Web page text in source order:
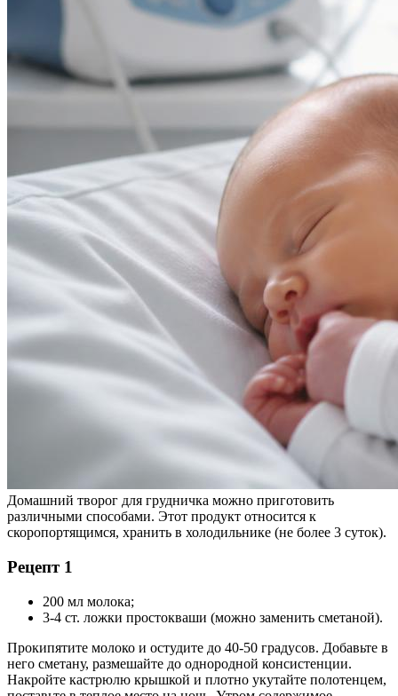
Домашний творог для грудничка можно приготовить
различными способами. Этот продукт относится к
скоропортящимся, хранить в холодильнике (не более 3 суток).
Рецепт 1
200 мл молока;
3-4 ст. ложки простокваши (можно заменить сметаной).
Прокипятите молоко и остудите до 40-50 градусов. Добавьте в
него сметану, размешайте до однородной консистенции.
Накройте кастрюлю крышкой и плотно укутайте полотенцем,